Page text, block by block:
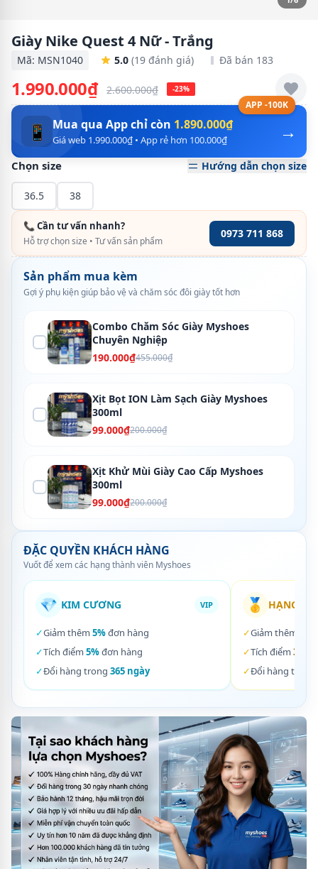
Giày Nike Quest 4 Nữ - Trắng
Mã: MSN1040 5.0 (19 đánh giá) Đã bán 183
1.990.000₫ 2.600.000₫ -23%
APP -100K
→
📱 Mua qua App chỉ còn 1.890.000₫
Giá web 1.990.000₫ • App rẻ hơn 100.000₫
Chọn size Hướng dẫn chọn size
36.5 38
📞 Cần tư vấn nhanh?
Hỗ trợ chọn size • Tư vấn sản phẩm
0973 711 868
Sản phẩm mua kèm
Gợi ý phụ kiện giúp bảo vệ và chăm sóc đôi giày tốt hơn
Combo Chăm Sóc Giày Myshoes
Chuyên Nghiệp
190.000₫455.000₫
Xịt Bọt ION Làm Sạch Giày Myshoes
300ml
99.000₫200.000₫
Xịt Khử Mùi Giày Cao Cấp Myshoes
300ml
99.000₫200.000₫
ĐẶC QUYỀN KHÁCH HÀNG
Vuốt để xem các hạng thành viên Myshoes
💎 KIM CƯƠNG VIP
✓Giảm thêm 5%đơn hàng
✓Tích điểm 5%đơn hàng
✓Đổi hàng trong 365 ngày
🥇 HẠNG
✓Giảm thêm
✓Tích điểm 3%
✓Đổi hàng trong